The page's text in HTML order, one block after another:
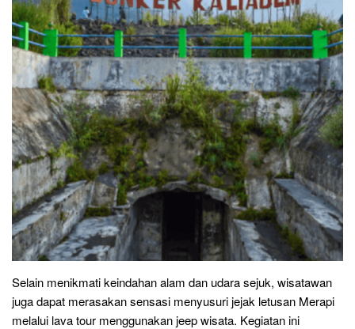
Selain menikmati keindahan alam dan udara sejuk, wisatawan
juga dapat merasakan sensasi menyusuri jejak letusan Merapi
melalui lava tour menggunakan jeep wisata. Kegiatan ini